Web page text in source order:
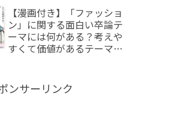
【漫画付き】「ファッショ
ン」に関する面白い卒論テ
ーマには何がある？考えや
すくて価値があるテーマの
ンサーリンク